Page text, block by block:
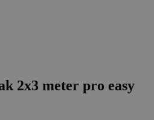
2x3 meter pro easy